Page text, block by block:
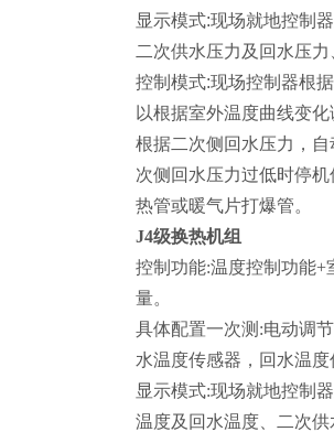
显示模式:现场就地控制
二次供水压力及回水压力
控制模式:现场控制器根
以根据室外温度曲线变化
根据二次侧回水压力，
次侧回水压力过低时停
热管或暖气片打爆管。
J4级换热机组
控制功能:温度控制功能
量。
具体配置一次测:电动调
水温度传感器，回水温
显示模式:现场就地控制
温度及回水温度、二次